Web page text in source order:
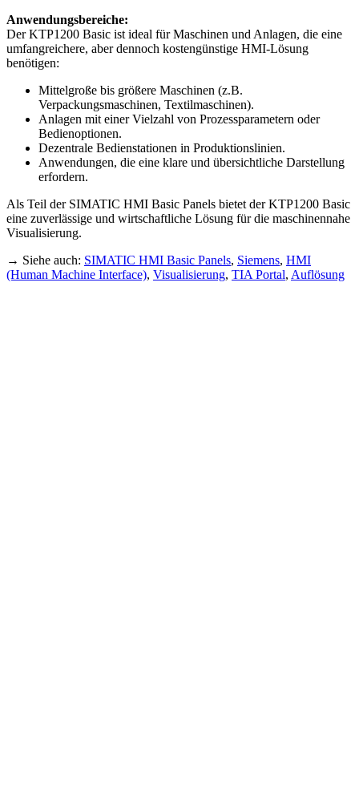
Anwendungsbereiche:
Der KTP1200 Basic ist ideal für Maschinen und Anlagen, die eine
umfangreichere, aber dennoch kostengünstige HMI-Lösung
benötigen:
Mittelgroße bis größere Maschinen (z.B.
Verpackungsmaschinen, Textilmaschinen).
Anlagen mit einer Vielzahl von Prozessparametern oder
Bedienoptionen.
Dezentrale Bedienstationen in Produktionslinien.
Anwendungen, die eine klare und übersichtliche Darstellung
erfordern.
Als Teil der SIMATIC HMI Basic Panels bietet der KTP1200 Basic
eine zuverlässige und wirtschaftliche Lösung für die maschinennahe
Visualisierung.
→ Siehe auch: SIMATIC HMI Basic Panels, Siemens, HMI
(Human Machine Interface), Visualisierung, TIA Portal, Auflösung